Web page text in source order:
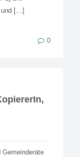
und […]
0
Gemeinderäte